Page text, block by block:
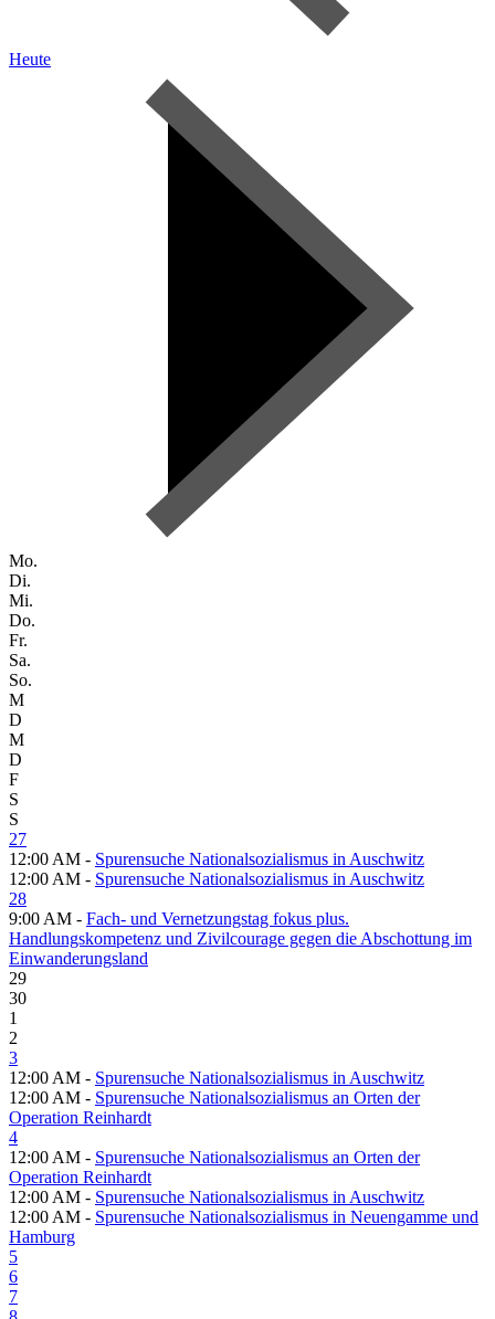
Heute
Mo.
Di.
Mi.
Do.
Fr.
Sa.
So.
M
D
M
D
F
S
S
27
12:00 AM - Spurensuche Nationalsozialismus in Auschwitz
12:00 AM - Spurensuche Nationalsozialismus in Auschwitz
28
9:00 AM - Fach- und Vernetzungstag fokus plus.
Handlungskompetenz und Zivilcourage gegen die Abschottung im
Einwanderungsland
29
30
1
2
3
12:00 AM - Spurensuche Nationalsozialismus in Auschwitz
12:00 AM - Spurensuche Nationalsozialismus an Orten der
Operation Reinhardt
4
12:00 AM - Spurensuche Nationalsozialismus an Orten der
Operation Reinhardt
12:00 AM - Spurensuche Nationalsozialismus in Auschwitz
12:00 AM - Spurensuche Nationalsozialismus in Neuengamme und
Hamburg
5
6
7